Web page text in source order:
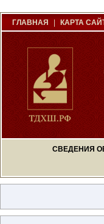
ГЛАВНАЯ КАРТА
СВЕДЕНИЯ